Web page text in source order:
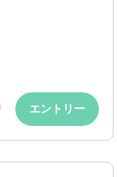
エントリー